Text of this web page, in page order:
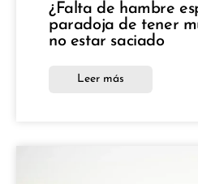
¿Falta de hambre
paradoja de tener
no estar saciado
Leer más